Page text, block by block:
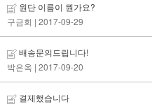
원단 이름이 뭔가요?
구금회 | 2017-09-29
배송문의드립니다!
박은옥 | 2017-09-20
결제했습니다